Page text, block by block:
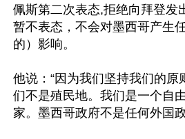
佩斯第二次表态,拒绝向拜登发
暂不表态，不会对墨西哥产生
的）影响。
他说：“因为我们坚持我们的原
们不是殖民地。我们是一个自
家。墨西哥政府不是任何外国